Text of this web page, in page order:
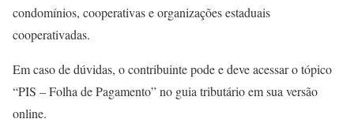
condomínios, cooperativas e organizações estaduais
cooperativadas.
Em caso de dúvidas, o contribuinte pode e deve acessar o tópico
“PIS – Folha de Pagamento” no guia tributário em sua versão
online.